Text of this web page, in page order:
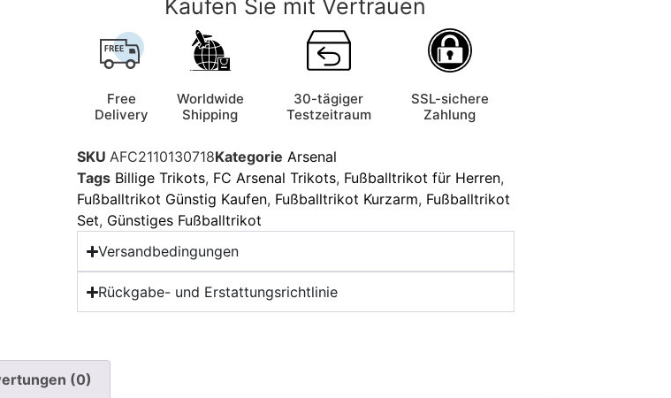
Kaufen Sie mit Vertrauen
Free
Delivery
Worldwide
Shipping
30-tägiger
Testzeitraum
SSL-sichere
Zahlung
SKU AFC2110130718Kategorie Arsenal
Tags Billige Trikots, FC Arsenal Trikots, Fußballtrikot für Herren,
Fußballtrikot Günstig Kaufen, Fußballtrikot Kurzarm, Fußballtrikot
Set, Günstiges Fußballtrikot
Versandbedingungen
Rückgabe- und Erstattungsrichtlinie
(0)